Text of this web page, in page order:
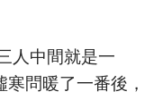
人中間就是一
寒問暖了一番後，